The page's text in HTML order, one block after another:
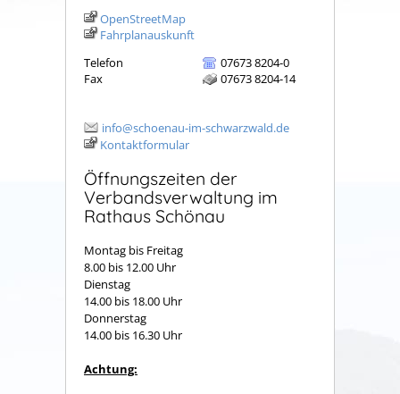
OpenStreetMap
Fahrplanauskunft
Telefon
07673 8204-0
Fax
07673 8204-14
info@schoenau-im-schwarzwald.de
Kontaktformular
Öffnungszeiten der
Verbandsverwaltung im
Rathaus Schönau
Montag bis Freitag
8.00 bis 12.00 Uhr
Dienstag
14.00 bis 18.00 Uhr
Donnerstag
14.00 bis 16.30 Uhr
Achtung: